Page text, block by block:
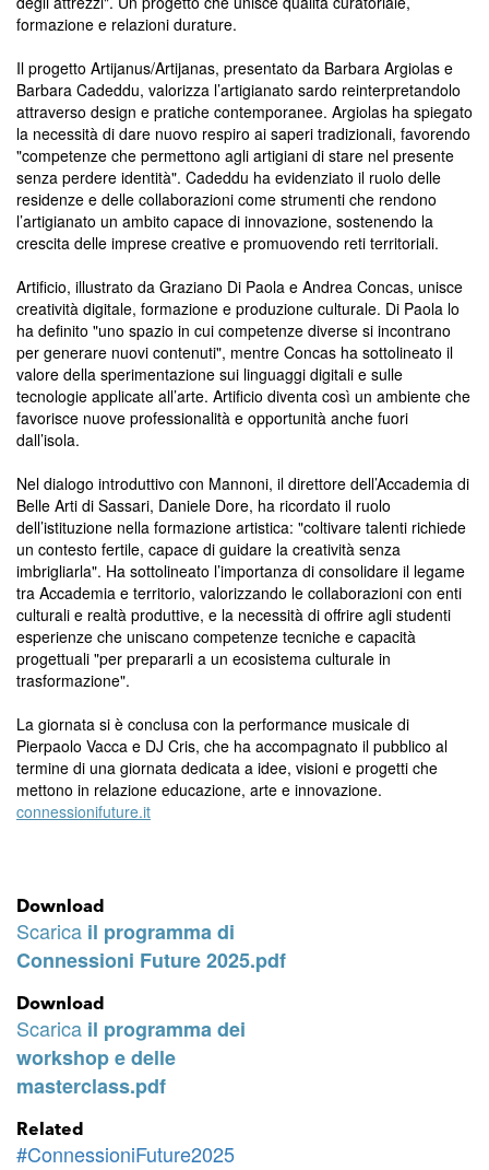
formazione e relazioni durature.
Il progetto Artijanus/Artijanas, presentato da Barbara Argiolas e
Barbara Cadeddu, valorizza l’artigianato sardo reinterpretandolo
attraverso design e pratiche contemporanee. Argiolas ha spiegato
la necessità di dare nuovo respiro ai saperi tradizionali, favorendo
"competenze che permettono agli artigiani di stare nel presente
senza perdere identità". Cadeddu ha evidenziato il ruolo delle
residenze e delle collaborazioni come strumenti che rendono
l’artigianato un ambito capace di innovazione, sostenendo la
crescita delle imprese creative e promuovendo reti territoriali.
Artificio, illustrato da Graziano Di Paola e Andrea Concas, unisce
creatività digitale, formazione e produzione culturale. Di Paola lo
ha definito "uno spazio in cui competenze diverse si incontrano
per generare nuovi contenuti", mentre Concas ha sottolineato il
valore della sperimentazione sui linguaggi digitali e sulle
tecnologie applicate all’arte. Artificio diventa così un ambiente che
favorisce nuove professionalità e opportunità anche fuori
dall’isola.
Nel dialogo introduttivo con Mannoni, il direttore dell’Accademia di
Belle Arti di Sassari, Daniele Dore, ha ricordato il ruolo
dell’istituzione nella formazione artistica: "coltivare talenti richiede
un contesto fertile, capace di guidare la creatività senza
imbrigliarla". Ha sottolineato l’importanza di consolidare il legame
tra Accademia e territorio, valorizzando le collaborazioni con enti
culturali e realtà produttive, e la necessità di offrire agli studenti
esperienze che uniscano competenze tecniche e capacità
progettuali "per prepararli a un ecosistema culturale in
trasformazione".
La giornata si è conclusa con la performance musicale di
Pierpaolo Vacca e DJ Cris, che ha accompagnato il pubblico al
termine di una giornata dedicata a idee, visioni e progetti che
mettono in relazione educazione, arte e innovazione.
connessionifuture.it
Download
Scarica il programma di
Connessioni Future 2025.pdf
Download
Scarica il programma dei
workshop e delle
masterclass.pdf
Related
#ConnessioniFuture2025